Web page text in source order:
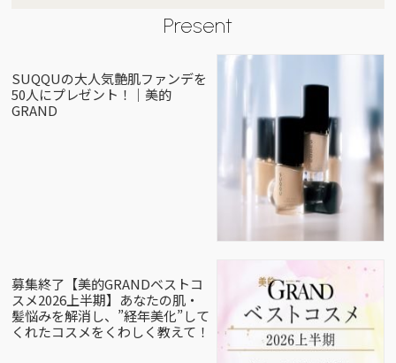
Present
SUQQUの大人気艶肌ファンデを
50人にプレゼント！｜美的
GRAND
募集終了【美的GRANDベストコ
スメ2026上半期】あなたの肌・
髪悩みを解消し、”経年美化”して
くれたコスメをくわしく教えて！